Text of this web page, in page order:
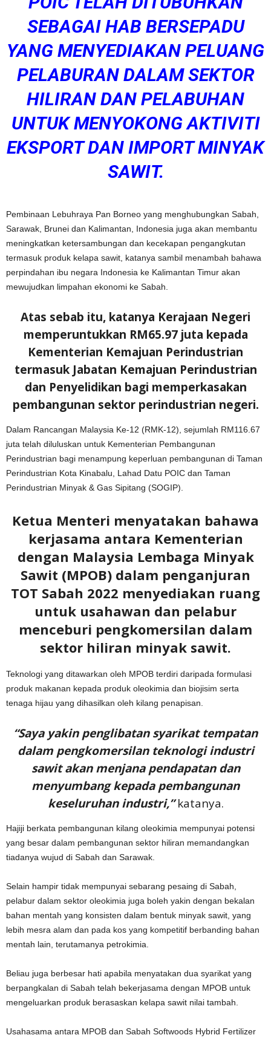
SEBAGAI HAB BERSEPADU
YANG MENYEDIAKAN PELUANG
PELABURAN DALAM SEKTOR
HILIRAN DAN PELABUHAN
UNTUK MENYOKONG AKTIVITI
EKSPORT DAN IMPORT MINYAK
SAWIT.
Pembinaan Lebuhraya Pan Borneo yang menghubungkan Sabah,
Sarawak, Brunei dan Kalimantan, Indonesia juga akan membantu
meningkatkan ketersambungan dan kecekapan pengangkutan
termasuk produk kelapa sawit, katanya sambil menambah bahawa
perpindahan ibu negara Indonesia ke Kalimantan Timur akan
mewujudkan limpahan ekonomi ke Sabah.
Atas sebab itu, katanya Kerajaan Negeri
memperuntukkan RM65.97 juta kepada
Kementerian Kemajuan Perindustrian
termasuk Jabatan Kemajuan Perindustrian
dan Penyelidikan bagi memperkasakan
pembangunan sektor perindustrian negeri.
Dalam Rancangan Malaysia Ke-12 (RMK-12), sejumlah RM116.67
juta telah diluluskan untuk Kementerian Pembangunan
Perindustrian bagi menampung keperluan pembangunan di Taman
Perindustrian Kota Kinabalu, Lahad Datu POIC dan Taman
Perindustrian Minyak & Gas Sipitang (SOGIP).
Ketua Menteri menyatakan bahawa
kerjasama antara Kementerian
dengan Malaysia Lembaga Minyak
Sawit (MPOB) dalam penganjuran
TOT Sabah 2022 menyediakan ruang
untuk usahawan dan pelabur
menceburi pengkomersilan dalam
sektor hiliran minyak sawit.
Teknologi yang ditawarkan oleh MPOB terdiri daripada formulasi
produk makanan kepada produk oleokimia dan biojisim serta
tenaga hijau yang dihasilkan oleh kilang penapisan.
“Saya yakin penglibatan syarikat tempatan
dalam pengkomersilan teknologi industri
sawit akan menjana pendapatan dan
menyumbang kepada pembangunan
keseluruhan industri,” katanya.
Hajiji berkata pembangunan kilang oleokimia mempunyai potensi
yang besar dalam pembangunan sektor hiliran memandangkan
tiadanya wujud di Sabah dan Sarawak.
Selain hampir tidak mempunyai sebarang pesaing di Sabah,
pelabur dalam sektor oleokimia juga boleh yakin dengan bekalan
bahan mentah yang konsisten dalam bentuk minyak sawit, yang
lebih mesra alam dan pada kos yang kompetitif berbanding bahan
mentah lain, terutamanya petrokimia.
Beliau juga berbesar hati apabila menyatakan dua syarikat yang
berpangkalan di Sabah telah bekerjasama dengan MPOB untuk
mengeluarkan produk berasaskan kelapa sawit nilai tambah.
Usahasama antara MPOB dan Sabah Softwoods Hybrid Fertilizer